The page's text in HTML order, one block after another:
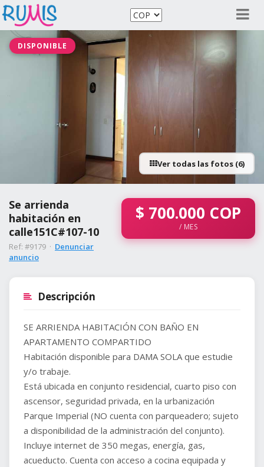
DISPONIBLE
Ver todas las fotos (6)
Se arrienda
habitación en
calle151C#107-10
Ref: #9179 · Denunciar
anuncio
$ 700.000 COP
/ MES
Descripción
SE ARRIENDA HABITACIÓN CON BAÑO EN
APARTAMENTO COMPARTIDO
Habitación disponible para DAMA SOLA que estudie
y/o trabaje.
Está ubicada en conjunto residencial, cuarto piso con
ascensor, seguridad privada, en la urbanización
Parque Imperial (NO cuenta con parqueadero; sujeto
a disponibilidad de la administración del conjunto).
Incluye internet de 350 megas, energía, gas,
acueducto. Cuenta con acceso a cocina equipada y